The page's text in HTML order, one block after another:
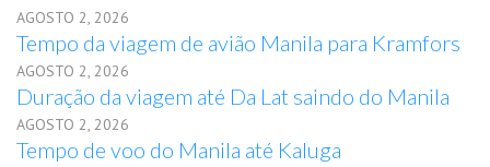
AGOSTO 2, 2026
Tempo da viagem de avião Manila para Kramfors
AGOSTO 2, 2026
Duração da viagem até Da Lat saindo do Manila
AGOSTO 2, 2026
Tempo de voo do Manila até Kaluga